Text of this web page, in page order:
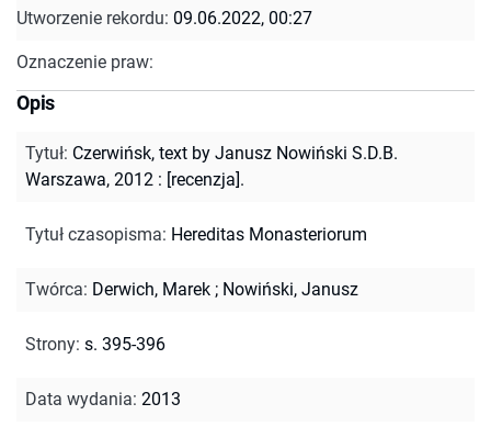
Utworzenie rekordu: 09.06.2022, 00:27
Oznaczenie praw:
Opis
Tytuł: Czerwińsk, text by Janusz Nowiński S.D.B.
Warszawa, 2012 : [recenzja].
Tytuł czasopisma: Hereditas Monasteriorum
Twórca: Derwich, Marek ; Nowiński, Janusz
Strony: s. 395-396
Data wydania: 2013